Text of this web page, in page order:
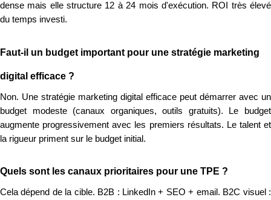
dense mais elle structure 12 à 24 mois d'exécution. ROI très élevé
du temps investi.
Faut-il un budget important pour une stratégie marketing
digital efficace ?
Non. Une stratégie marketing digital efficace peut démarrer avec un
budget modeste (canaux organiques, outils gratuits). Le budget
augmente progressivement avec les premiers résultats. Le talent et
la rigueur priment sur le budget initial.
Quels sont les canaux prioritaires pour une TPE ?
Cela dépend de la cible. B2B : LinkedIn + SEO + email. B2C visuel :